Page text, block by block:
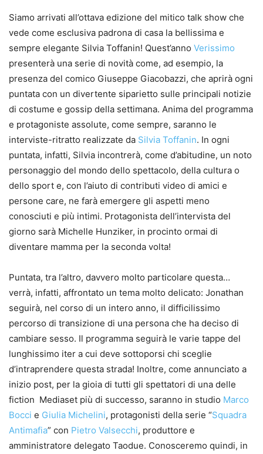
Siamo arrivati all’ottava edizione del mitico talk show che
vede come esclusiva padrona di casa la bellissima e
sempre elegante Silvia Toffanin! Quest’anno Verissimo
presenterà una serie di novità come, ad esempio, la
presenza del comico Giuseppe Giacobazzi, che aprirà ogni
puntata con un divertente siparietto sulle principali notizie
di costume e gossip della settimana. Anima del programma
e protagoniste assolute, come sempre, saranno le
interviste-ritratto realizzate da Silvia Toffanin. In ogni
puntata, infatti, Silvia incontrerà, come d’abitudine, un noto
personaggio del mondo dello spettacolo, della cultura o
dello sport e, con l’aiuto di contributi video di amici e
persone care, ne farà emergere gli aspetti meno
conosciuti e più intimi. Protagonista dell’intervista del
giorno sarà Michelle Hunziker, in procinto ormai di
diventare mamma per la seconda volta!
Puntata, tra l’altro, davvero molto particolare questa…
verrà, infatti, affrontato un tema molto delicato: Jonathan
seguirà, nel corso di un intero anno, il difficilissimo
percorso di transizione di una persona che ha deciso di
cambiare sesso. Il programma seguirà le varie tappe del
lunghissimo iter a cui deve sottoporsi chi sceglie
d’intraprendere questa strada! Inoltre, come annunciato a
inizio post, per la gioia di tutti gli spettatori di una delle
fiction Mediaset più di successo, saranno in studio Marco
Bocci e Giulia Michelini, protagonisti della serie “Squadra
Antimafia” con Pietro Valsecchi, produttore e
amministratore delegato Taodue. Conosceremo quindi, in